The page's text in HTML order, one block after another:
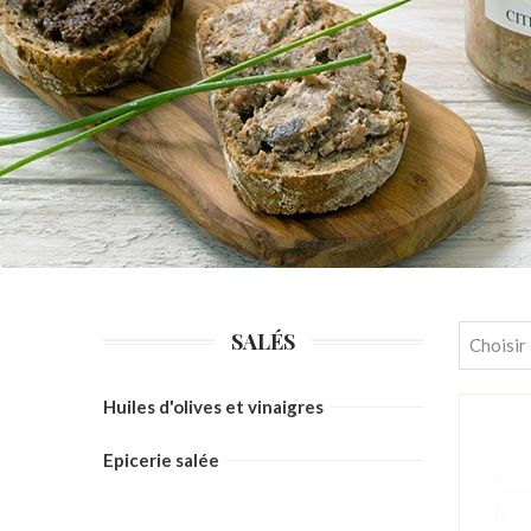
SALÉS
Huiles d'olives et vinaigres
Epicerie salée
Choisir